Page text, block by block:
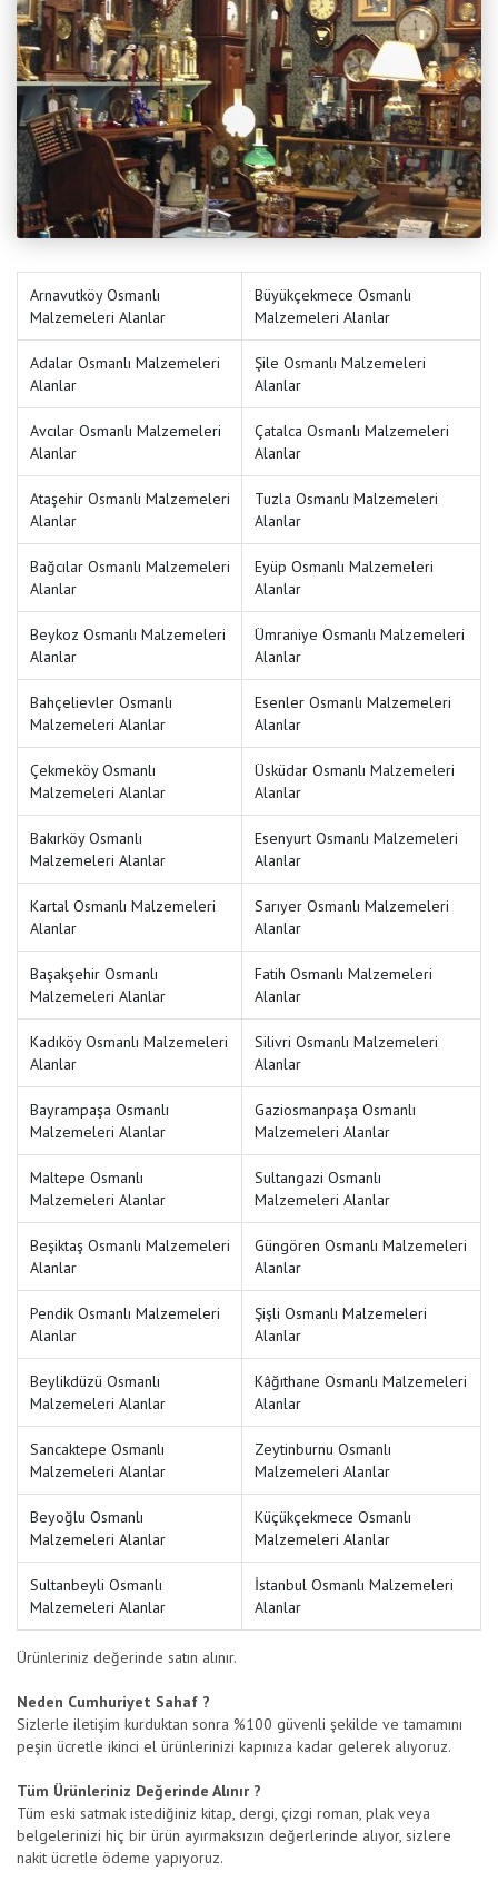
Arnavutköy Osmanlı
Malzemeleri Alanlar
Büyükçekmece Osmanlı
Malzemeleri Alanlar
Adalar Osmanlı Malzemeleri
Alanlar
Şile Osmanlı Malzemeleri
Alanlar
Avcılar Osmanlı Malzemeleri
Alanlar
Çatalca Osmanlı Malzemeleri
Alanlar
Ataşehir Osmanlı Malzemeleri
Alanlar
Tuzla Osmanlı Malzemeleri
Alanlar
Bağcılar Osmanlı Malzemeleri
Alanlar
Eyüp Osmanlı Malzemeleri
Alanlar
Beykoz Osmanlı Malzemeleri
Alanlar
Ümraniye Osmanlı Malzemeleri
Alanlar
Bahçelievler Osmanlı
Malzemeleri Alanlar
Esenler Osmanlı Malzemeleri
Alanlar
Çekmeköy Osmanlı
Malzemeleri Alanlar
Üsküdar Osmanlı Malzemeleri
Alanlar
Bakırköy Osmanlı
Malzemeleri Alanlar
Esenyurt Osmanlı Malzemeleri
Alanlar
Kartal Osmanlı Malzemeleri
Alanlar
Sarıyer Osmanlı Malzemeleri
Alanlar
Başakşehir Osmanlı
Malzemeleri Alanlar
Fatih Osmanlı Malzemeleri
Alanlar
Kadıköy Osmanlı Malzemeleri
Alanlar
Silivri Osmanlı Malzemeleri
Alanlar
Bayrampaşa Osmanlı
Malzemeleri Alanlar
Gaziosmanpaşa Osmanlı
Malzemeleri Alanlar
Maltepe Osmanlı
Malzemeleri Alanlar
Sultangazi Osmanlı
Malzemeleri Alanlar
Beşiktaş Osmanlı Malzemeleri
Alanlar
Güngören Osmanlı Malzemeleri
Alanlar
Pendik Osmanlı Malzemeleri
Alanlar
Şişli Osmanlı Malzemeleri
Alanlar
Beylikdüzü Osmanlı
Malzemeleri Alanlar
Kâğıthane Osmanlı Malzemeleri
Alanlar
Sancaktepe Osmanlı
Malzemeleri Alanlar
Zeytinburnu Osmanlı
Malzemeleri Alanlar
Beyoğlu Osmanlı
Malzemeleri Alanlar
Küçükçekmece Osmanlı
Malzemeleri Alanlar
Sultanbeyli Osmanlı
Malzemeleri Alanlar
İstanbul Osmanlı Malzemeleri
Alanlar
Ürünleriniz değerinde satın alınır.
Neden Cumhuriyet Sahaf ?
Sizlerle iletişim kurduktan sonra %100 güvenli şekilde ve tamamını
peşin ücretle ikinci el ürünlerinizi kapınıza kadar gelerek alıyoruz.
Tüm Ürünleriniz Değerinde Alınır ?
Tüm eski satmak istediğiniz kitap, dergi, çizgi roman, plak veya
belgelerinizi hiç bir ürün ayırmaksızın değerlerinde alıyor, sizlere
nakit ücretle ödeme yapıyoruz.